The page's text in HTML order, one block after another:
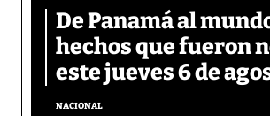
De Panamá al
hechos que fueron
este jueves 6 de
NACIONAL